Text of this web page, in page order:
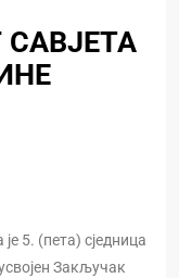
5. (пета) сједница
Закључак